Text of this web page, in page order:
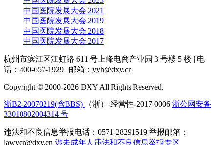
中国医院发展大会 2021
中国医院发展大会 2019
中国医院发展大会 2018
中国医院发展大会 2017
杭州市滨江区江虹路 611 号上峰电商产业园 3 号楼 5 楼 | 电
话：400-657-1929 | 邮箱：yyh@dxy.cn
Copyright © 2000-2026 DXY All Rights Reserved.
浙B2-20070219(含BBS) （浙）-经营性-2017-0006 浙公网安备
33010802004314 号
违法和不良信息举报电话：0571-28291519 举报邮箱：
lawyer@dxy.cn 涉未成年人违法和不良信息举报专区